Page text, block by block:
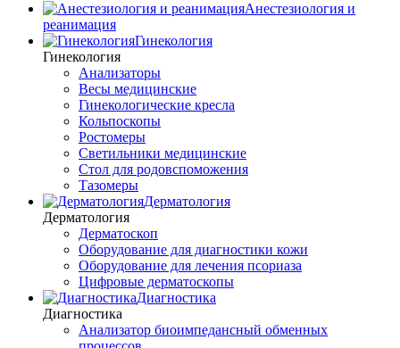
Анестезиология и
реанимация
Гинекология
Гинекология
Анализаторы
Весы медицинские
Гинекологические кресла
Кольпоскопы
Ростомеры
Светильники медицинские
Стол для родовспоможения
Тазомеры
Дерматология
Дерматология
Дерматоскоп
Оборудование для диагностики кожи
Оборудование для лечения псориаза
Цифровые дерматоскопы
Диагностика
Диагностика
Анализатор биоимпедансный обменных